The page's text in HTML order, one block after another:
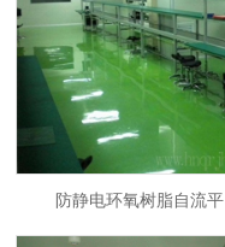
防静电环氧树脂自流平